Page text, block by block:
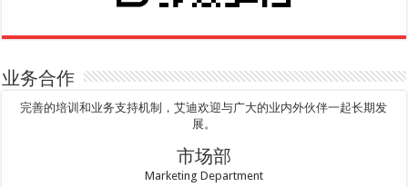
业务合作
完善的培训和业务支持机制，艾迪欢迎与广大的业内外伙伴一起长期发
展。
市场部
Marketing Department